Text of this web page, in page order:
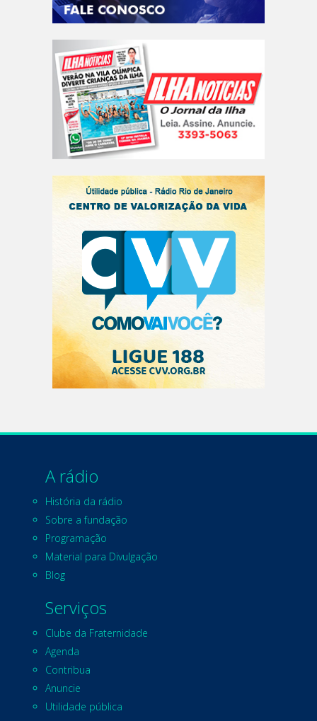
A rádio
História da rádio
Sobre a fundação
Programação
Material para Divulgação
Blog
Serviços
Clube da Fraternidade
Agenda
Contribua
Anuncie
Utilidade pública